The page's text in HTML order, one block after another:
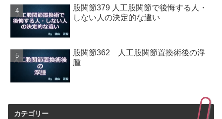
股関節379 人工股関節で後悔する人・
しない人の決定的な違い
股関節362 人工股関節置換術後の浮
腫
カテゴリー